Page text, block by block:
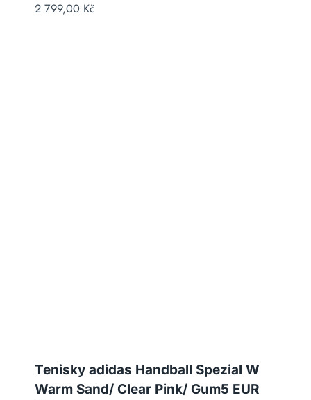
2 799,00 Kč
Tenisky adidas Handball Spezial W
Warm Sand/ Clear Pink/ Gum5 EUR